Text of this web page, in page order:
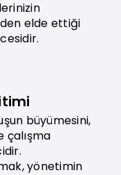
elde ettiği
büyümesini,
çalışma
yönetimin